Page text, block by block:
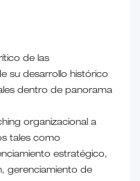
de las
su desarrollo histórico
dentro de panorama
organizacional a
tales como
estratégico,
gerenciamiento de